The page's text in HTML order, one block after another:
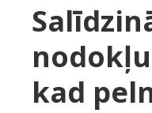
kad